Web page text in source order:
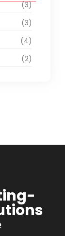
(3)
(3)
(4)
(2)